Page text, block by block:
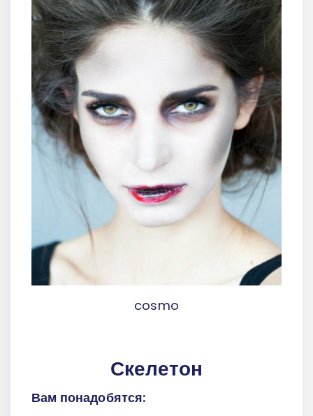
cosmo
Скелетон
Вам понадобятся: